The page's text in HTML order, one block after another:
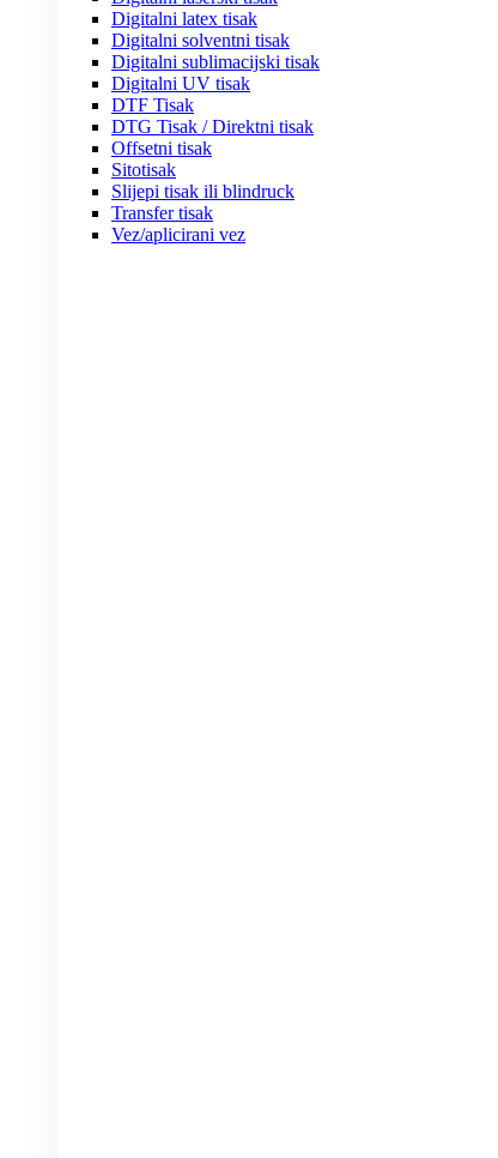
Digitalni latex tisak
Digitalni solventni tisak
Digitalni sublimacijski tisak
Digitalni UV tisak
DTF Tisak
DTG Tisak / Direktni tisak
Offsetni tisak
Sitotisak
Slijepi tisak ili blindruck
Transfer tisak
Vez/aplicirani vez